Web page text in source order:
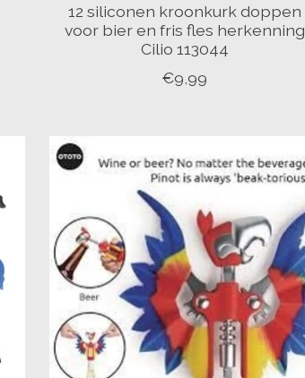
12 siliconen kroonkurk doppen
voor bier en fris fles herkenning
Cilio 113044
€9,99